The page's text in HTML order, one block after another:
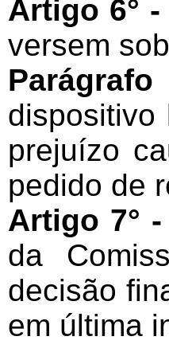
Artigo 6° -
versem
dispositivo
prejuízo
pedido de
Artigo 7° -
da
decisão
em última